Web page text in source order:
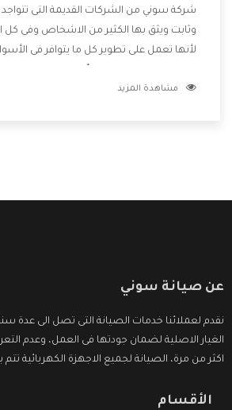
شركة سوني من الشركات القديمة التى
وثابت ويثق بها الكثير من الاشخاص وفى كل
لأنها تعمل على تطوير كل ما يتوافر فى
وتقدم للعملاء أقوى العروض والخصومات
مشاهدة المزيد
عن صيانة سوني
نقدم لعملائنا خدمات الصيانة التى تصل الى عدة
الغيار الاصلية لضمان جودتها فى العمل، وعدم
اكثر من مرة، الصيانة لجميع الاجهزة الكهربائية
الأقسام